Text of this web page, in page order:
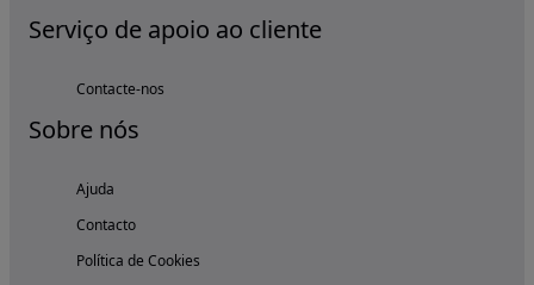
Serviço de apoio ao cliente
Contacte-nos
Sobre nós
Ajuda
Contacto
Política de Cookies